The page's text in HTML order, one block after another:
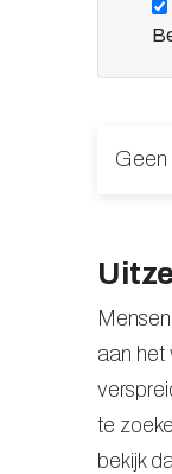
Geen
aan het
te
bekijk